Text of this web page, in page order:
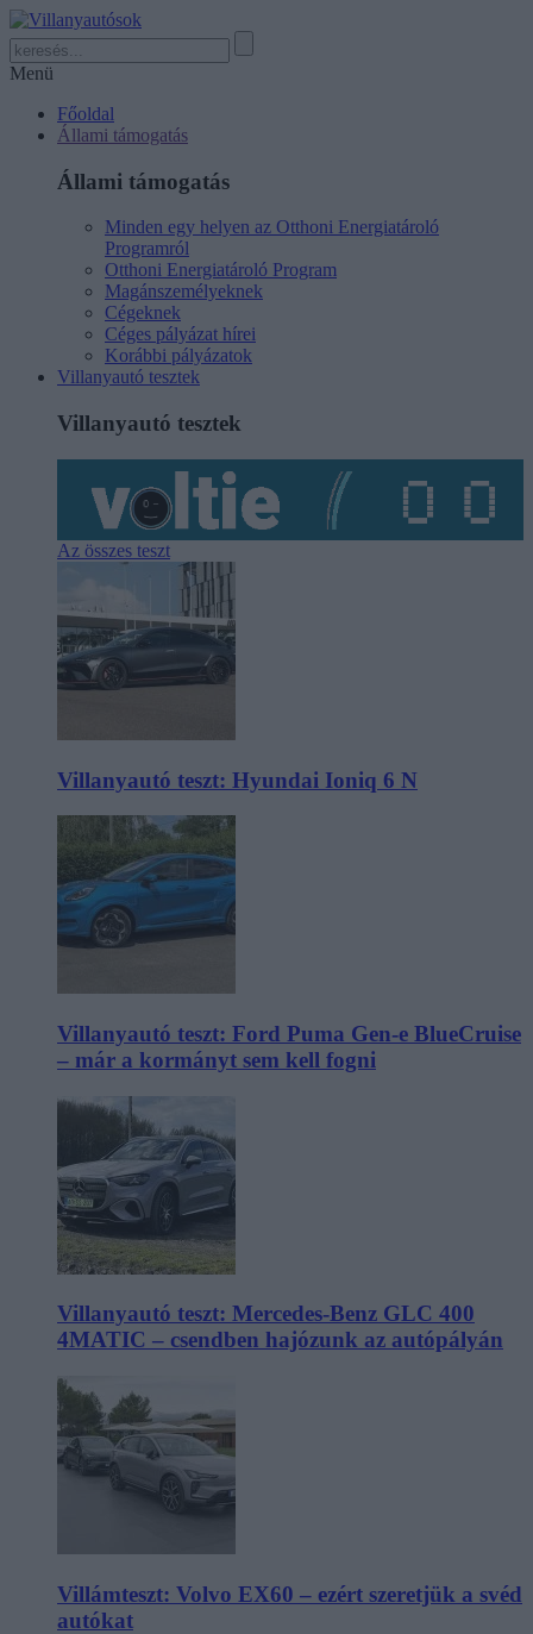
Menü
Főoldal
Állami támogatás
Állami támogatás
Minden egy helyen az Otthoni Energiatároló
Programról
Otthoni Energiatároló Program
Magánszemélyeknek
Cégeknek
Céges pályázat hírei
Korábbi pályázatok
Villanyautó tesztek
Villanyautó tesztek
Az összes teszt
Villanyautó teszt: Hyundai Ioniq 6 N
Villanyautó teszt: Ford Puma Gen-e BlueCruise
– már a kormányt sem kell fogni
Villanyautó teszt: Mercedes-Benz GLC 400
4MATIC – csendben hajózunk az autópályán
Villámteszt: Volvo EX60 – ezért szeretjük a svéd
autókat